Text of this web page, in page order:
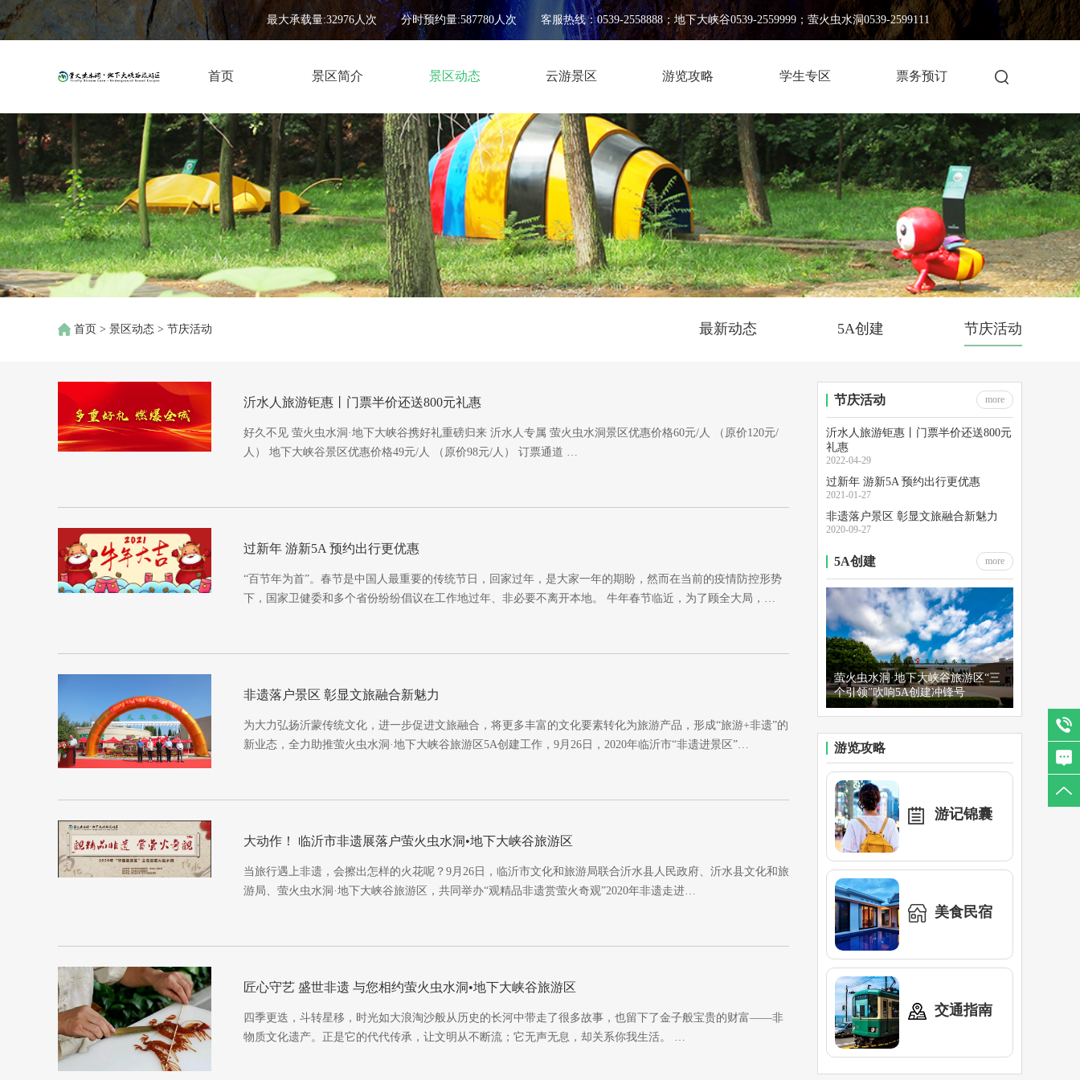
最大承载量:32976人次 分时预约量:587780人次 客服热线：0539-2558888；地下大峡谷0539-2559999；萤火虫水洞0539-2599111
首页 景区简介 景区动态 云游景区 游览攻略 学生专区 票务预订
首页 > 景区动态 > 节庆活动 最新动态 5A创建 节庆活动
沂水人旅游钜惠丨门票半价还送800元礼惠
好久不见 萤火虫水洞·地下大峡谷携好礼重磅归来 沂水人专属 萤火虫水洞景区优惠价格60元/人 （原价120元/
人） 地下大峡谷景区优惠价格49元/人 （原价98元/人） 订票通道 …
过新年 游新5A 预约出行更优惠
“百节年为首”。春节是中国人最重要的传统节日，回家过年，是大家一年的期盼，然而在当前的疫情防控形势
下，国家卫健委和多个省份纷纷倡议在工作地过年、非必要不离开本地。 牛年春节临近，为了顾全大局，…
非遗落户景区 彰显文旅融合新魅力
为大力弘扬沂蒙传统文化，进一步促进文旅融合，将更多丰富的文化要素转化为旅游产品，形成“旅游+非遗”的
新业态，全力助推萤火虫水洞·地下大峡谷旅游区5A创建工作，9月26日，2020年临沂市“非遗进景区”…
大动作！ 临沂市非遗展落户萤火虫水洞•地下大峡谷旅游区
当旅行遇上非遗，会擦出怎样的火花呢？9月26日，临沂市文化和旅游局联合沂水县人民政府、沂水县文化和旅
游局、萤火虫水洞·地下大峡谷旅游区，共同举办“观精品非遗赏萤火奇观”2020年非遗走进…
匠心守艺 盛世非遗 与您相约萤火虫水洞•地下大峡谷旅游区
四季更迭，斗转星移，时光如大浪淘沙般从历史的长河中带走了很多故事，也留下了金子般宝贵的财富——非
物质文化遗产。正是它的代代传承，让文明从不断流；它无声无息，却关系你我生活。 …
节庆活动 more
沂水人旅游钜惠丨门票半价还送800元
礼惠
2022-04-29
过新年 游新5A 预约出行更优惠
2021-01-27
非遗落户景区 彰显文旅融合新魅力
2020-09-27
5A创建 more
萤火虫水洞·地下大峡谷旅游区“三
个引领”吹响5A创建冲锋号
游览攻略
游记锦囊
美食民宿
交通指南